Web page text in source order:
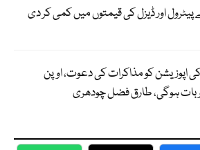
اور ڈیزل کی قیمتوں میں کمی کر دی
اپوزیشن کو مذاکرات کی دعوت، اوپن
بات ہوگی، طارق فضل چودھری